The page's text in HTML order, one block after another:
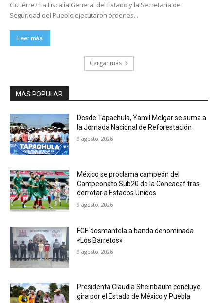
Gutiérrez La Fiscalía General del Estado y la Secretaría de
Seguridad del Pueblo ejecutaron órdenes...
Leer más
Cargar más
MAS POPULAR
Desde Tapachula, Yamil Melgar se suma a
la Jornada Nacional de Reforestación
9 agosto, 2026
México se proclama campeón del
Campeonato Sub20 de la Concacaf tras
derrotar a Estados Unidos
9 agosto, 2026
FGE desmantela a banda denominada
«Los Barretos»
9 agosto, 2026
Presidenta Claudia Sheinbaum concluye
gira por el Estado de México y Puebla